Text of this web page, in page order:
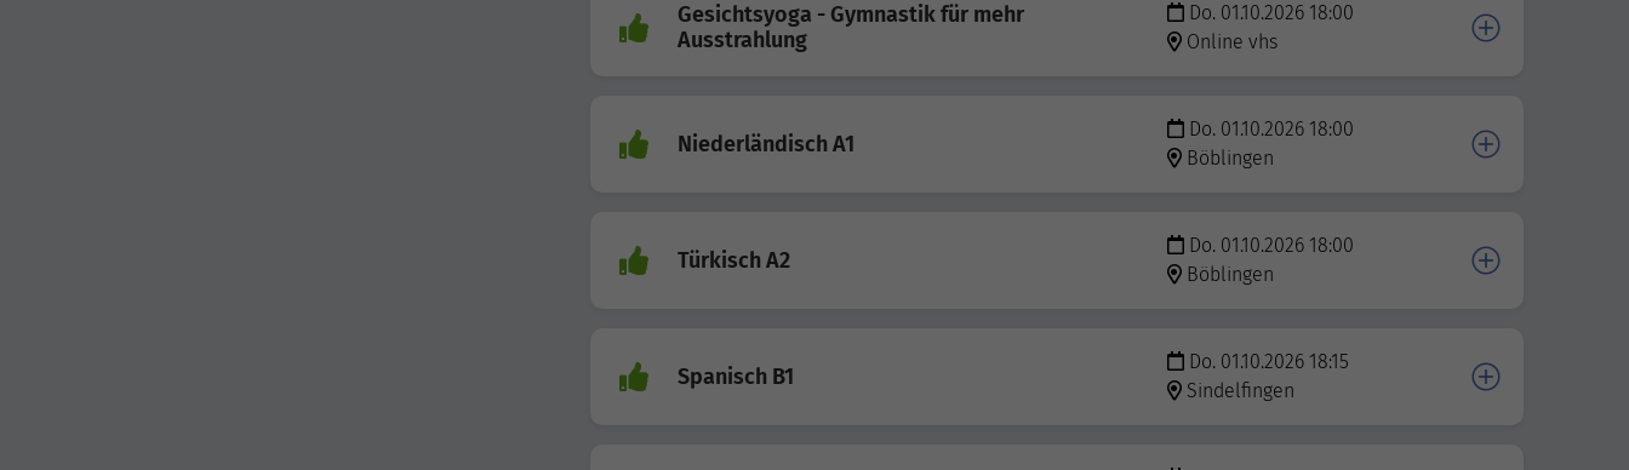
Gesichtsyoga - Gymnastik für mehr
Ausstrahlung
Do. 01.10.2026 18:00
Online vhs
Niederländisch A1
Do. 01.10.2026 18:00
Böblingen
Türkisch A2
Do. 01.10.2026 18:00
Böblingen
Spanisch B1
Do. 01.10.2026 18:15
Sindelfingen